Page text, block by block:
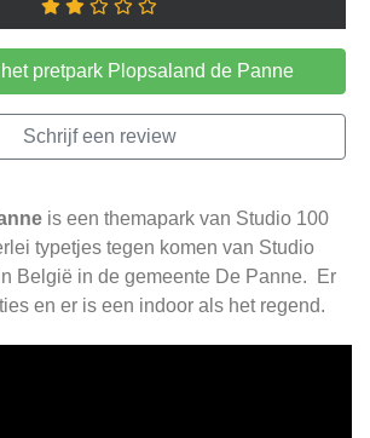
pretpark Plopsaland de Panne
Schrijf een review
is een themapark van Studio 100
typetjes tegen komen van Studio
België in de gemeente De Panne. Er
en er is een indoor als het regend.